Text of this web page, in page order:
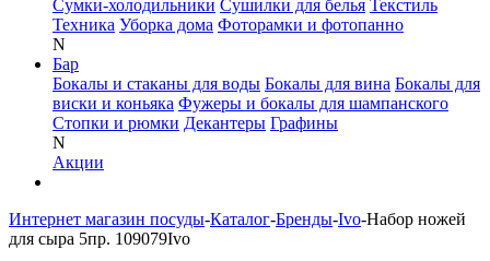
Сумки-холодильники Сушилки для белья Текстиль
Техника Уборка дома Фоторамки и фотопанно
N
Бар
Бокалы и стаканы для воды Бокалы для вина Бокалы для
виски и коньяка Фужеры и бокалы для шампанского
Стопки и рюмки Декантеры Графины
N
Акции
Интернет магазин посуды-Каталог-Бренды-Ivo-Набор ножей
для сыра 5пр. 109079Ivo